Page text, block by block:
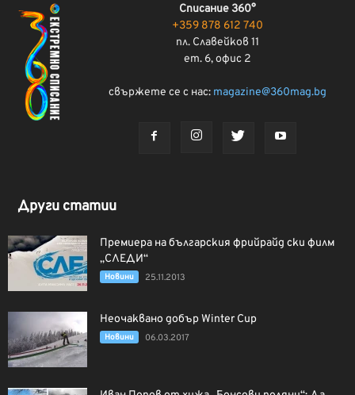
Списание 360°
+359 878 612 740
пл. Славейков 11
ет. 6, офис 2
свържете се с нас: magazine@360mag.bg
Други статии
Премиера на българския фрийрайд ски филм
„СЛЕДИ“
Новини 25.11.2013
Неочаквано добър Winter Cup
Новини 06.03.2017